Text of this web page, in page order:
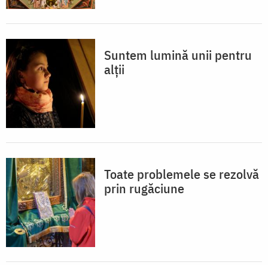
Suntem lumină unii pentru
alții
Toate problemele se rezolvă
prin rugăciune